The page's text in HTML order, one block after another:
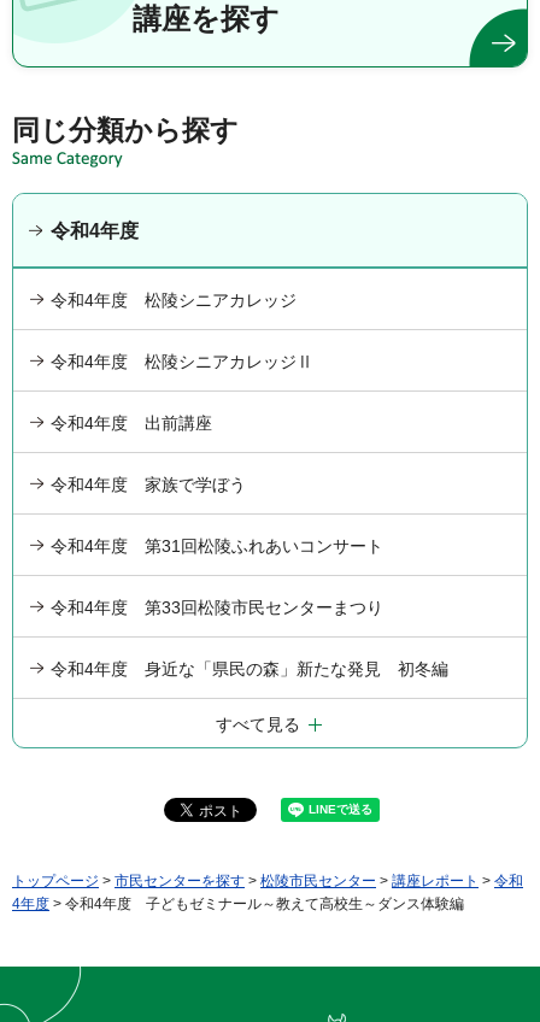
講座を探す
同じ分類から探す
令和4年度
令和4年度 松陵シニアカレッジ
令和4年度 松陵シニアカレッジⅡ
令和4年度 出前講座
令和4年度 家族で学ぼう
令和4年度 第31回松陵ふれあいコンサート
令和4年度 第33回松陵市民センターまつり
令和4年度 身近な「県民の森」新たな発見 初冬編
すべて見る
トップページ > 市民センターを探す > 松陵市民センター > 講座レポート > 令和
4年度 > 令和4年度 子どもゼミナール～教えて高校生～ダンス体験編